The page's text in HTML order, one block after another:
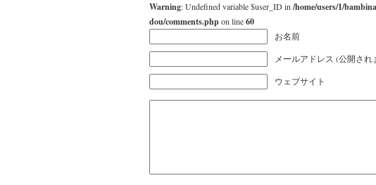
Warning: Undefined variable $user_ID in /home/users/1/
dou/comments.phpon line60
お名前
メールアドレス (公開され
ウェブサイト